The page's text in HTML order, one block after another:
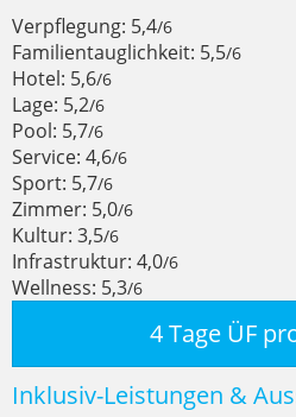
Verpflegung: 5,4/6
Familientauglichkeit: 5,5/6
Hotel: 5,6/6
Lage: 5,2/6
Pool: 5,7/6
Service: 4,6/6
Sport: 5,7/6
Zimmer: 5,0/6
Kultur: 3,5/6
Infrastruktur: 4,0/6
Wellness: 5,3/6
4 Tage ÜF
Inklusiv-Leistungen &